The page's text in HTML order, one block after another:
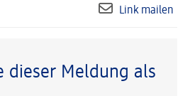
Link mailen
dieser Meldung als